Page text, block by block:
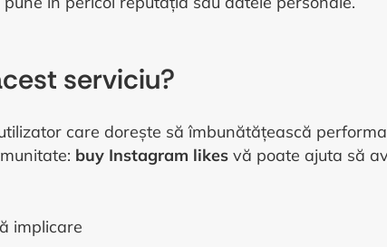
serviciu?
care dorește să îmbunătățească
buy Instagram likes vă poate ajuta să
implicare